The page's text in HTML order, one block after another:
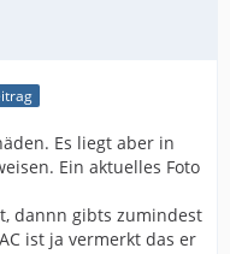
Es liegt aber in
Ein aktuelles Foto
dannn gibts zumindest
ist ja vermerkt das er